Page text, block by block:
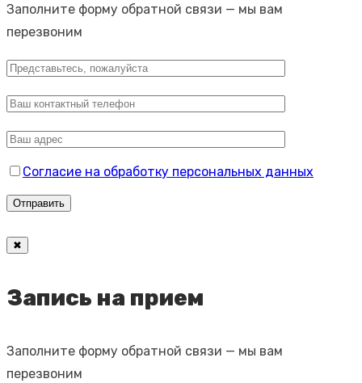
Заполните форму обратной связи — мы вам
перезвоним
Согласие на обработку персональных данных
✖
Запись на прием
Заполните форму обратной связи — мы вам
перезвоним